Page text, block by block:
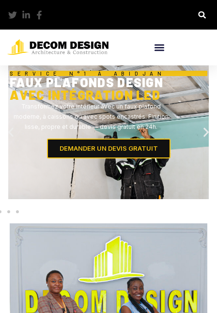
SERVICE N°1 À ABIDJAN
FAUX PLAFONDS DESIGN
AVEC INTÉGRATION LED
Transformez votre intérieur avec un faux plafond
moderne, à caissons ou avec spots encastrés. Finition
lisse, propre et durable — devis gratuit en 24h.
DEMANDER UN DEVIS GRATUIT